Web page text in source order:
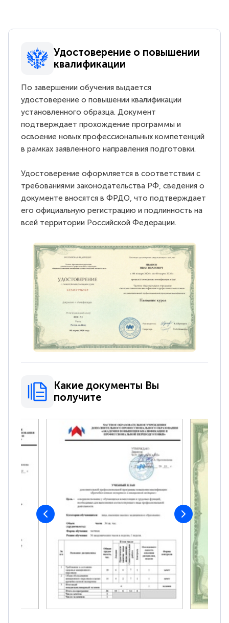
Удостоверение о повышении
квалификации
По завершении обучения выдается
удостоверение о повышении квалификации
установленного образца. Документ
подтверждает прохождение программы и
освоение новых профессиональных компетенций
в рамках заявленного направления подготовки.
Удостоверение оформляется в соответствии с
требованиями законодательства РФ, сведения о
документе вносятся в ФРДО, что подтверждает
его официальную регистрацию и подлинность на
всей территории Российской Федерации.
Какие документы Вы
получите